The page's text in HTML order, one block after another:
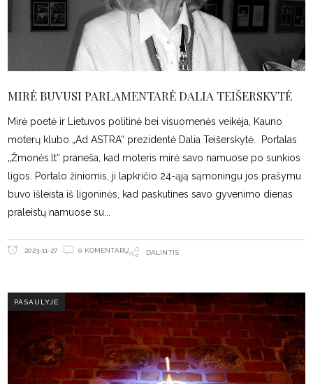
MIRĖ BUVUSI PARLAMENTARĖ DALIA TEIŠERSKYTĖ
Mirė poetė ir Lietuvos politinė bei visuomenės veikėja, Kauno
moterų klubo „Ad ASTRA“ prezidentė Dalia Teišerskytė. Portalas
„Žmonės.lt“ praneša, kad moteris mirė savo namuose po sunkios
ligos. Portalo žiniomis, ji lapkričio 24-ąją sąmoningu jos prašymu
buvo išleista iš ligoninės, kad paskutines savo gyvenimo dienas
praleistų namuose su
2023-11-27 0 KOMENTARŲ DALINTIS
PASAULYJE